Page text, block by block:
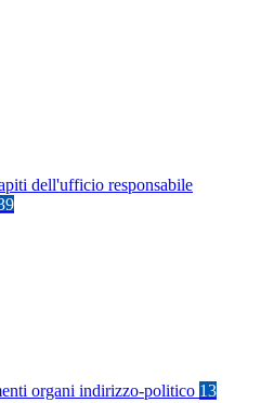
dell'ufficio responsabile
organi indirizzo-politico 13